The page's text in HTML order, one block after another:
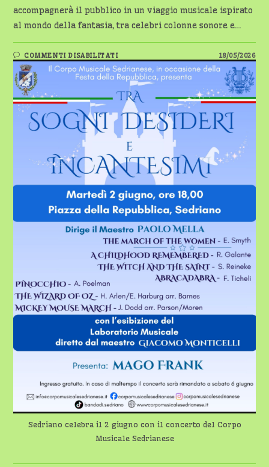
accompagnerà il pubblico in un viaggio musicale ispirato
al mondo della fantasia, tra celebri colonne sonore e…
COMMENTI DISABILITATISU
SEDRIANO
CELEBRA
IL
GIUGNO
CON
IL
CONCERTO
DEL
CORPO
MUSICALE
SEDRIANESE
18/05/2026
Sedriano celebra il 2 giugno con il concerto del Corpo
Musicale Sedrianese